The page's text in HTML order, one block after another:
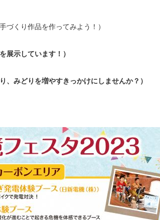
づくり作品を作ってみよう！）
展示しています！）
みどりを増やすきっかけにしませんか？）